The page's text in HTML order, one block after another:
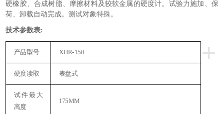
硬橡胶、合成树脂、摩擦材料及较软金属的硬度计。试验力施加、保
荷、卸载自动完成。测试对象特殊。
技术参数表:
+
产品型号 XHR-150
硬度读取 表盘式
试件最大
高度
175MM